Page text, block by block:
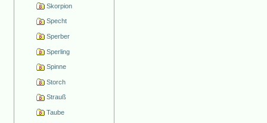
Skorpion
Specht
Sperber
Sperling
Spinne
Storch
Strauß
Taube